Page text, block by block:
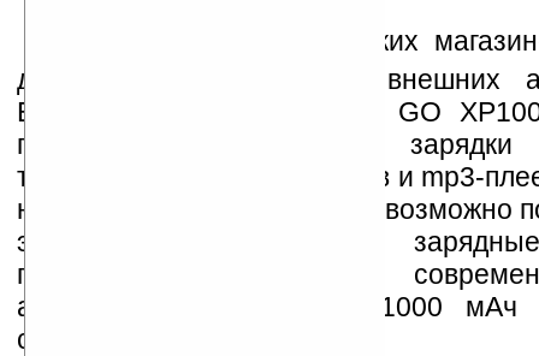
а прилавках российских
две компактные модели внешних
ENERGIZER® ENERGI TO GO
предназначенные для
телефонов, коммуникаторов и mp3-
на отдыхе и в местах, где невозможно
электрической сети. Оба
построены на базе
аккумуляторов емкостью 1000
соответственно.